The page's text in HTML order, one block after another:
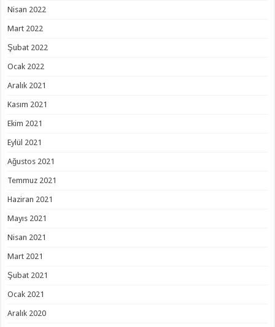
Nisan 2022
Mart 2022
Şubat 2022
Ocak 2022
Aralık 2021
Kasım 2021
Ekim 2021
Eylül 2021
Ağustos 2021
Temmuz 2021
Haziran 2021
Mayıs 2021
Nisan 2021
Mart 2021
Şubat 2021
Ocak 2021
Aralık 2020